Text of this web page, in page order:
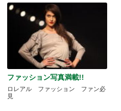
ファッション写真満載!!
ロレアル ファッション ファン必
見